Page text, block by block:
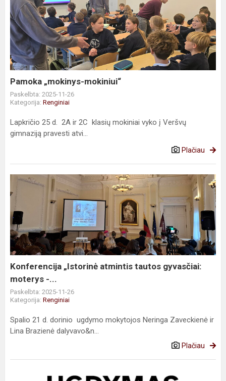
„mokinys-
mokiniui“
Pamoka „mokinys-mokiniui“
Paskelbta: 2025-11-26
Kategorija: Renginiai
Lapkričio 25 d. 2A ir 2C klasių mokiniai vyko į Veršvų
gimnaziją pravesti atvi...
Plačiau
Konferencija
„Istorinė
atmintis
tautos
gyvasčiai:
moterys
-...
Konferencija „Istorinė atmintis tautos gyvasčiai:
moterys -...
Paskelbta: 2025-11-26
Kategorija: Renginiai
Spalio 21 d. dorinio ugdymo mokytojos Neringa Zaveckienė ir
Lina Brazienė dalyvavo&n...
Plačiau